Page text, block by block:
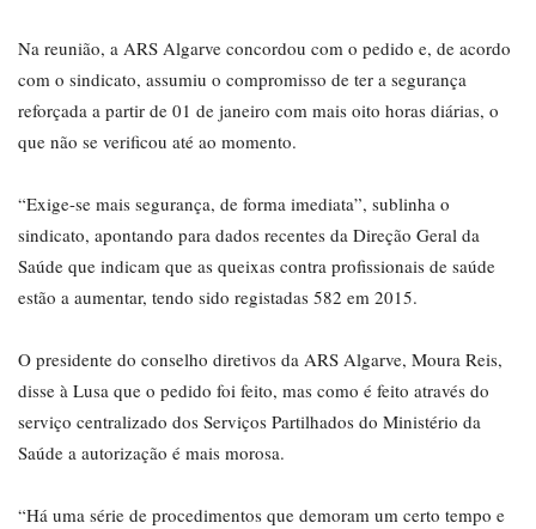
Na reunião, a ARS Algarve concordou com o pedido e, de acordo
com o sindicato, assumiu o compromisso de ter a segurança
reforçada a partir de 01 de janeiro com mais oito horas diárias, o
que não se verificou até ao momento.
“Exige-se mais segurança, de forma imediata”, sublinha o
sindicato, apontando para dados recentes da Direção Geral da
Saúde que indicam que as queixas contra profissionais de saúde
estão a aumentar, tendo sido registadas 582 em 2015.
O presidente do conselho diretivos da ARS Algarve, Moura Reis,
disse à Lusa que o pedido foi feito, mas como é feito através do
serviço centralizado dos Serviços Partilhados do Ministério da
Saúde a autorização é mais morosa.
“Há uma série de procedimentos que demoram um certo tempo e